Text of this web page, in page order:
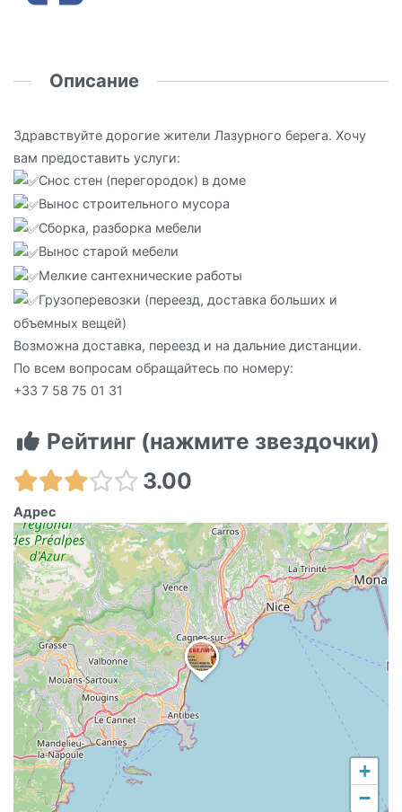
Описание
Здравствуйте дорогие жители Лазурного берега. Хочу
вам предоставить услуги:
Снос стен (перегородок) в доме
Вынос строительного мусора
Сборка, разборка мебели
Вынос старой мебели
Мелкие сантехнические работы
Грузоперевозки (переезд, доставка больших и
объемных вещей)
Возможна доставка, переезд и на дальние дистанции.
По всем вопросам обращайтесь по номеру:
+33 7 58 75 01 31
Рейтинг (нажмите звездочки)
3.00
Адрес
+
−